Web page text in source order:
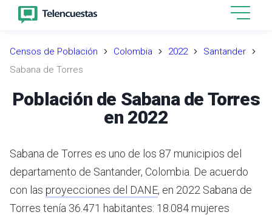
Censos de Población Colombia 2022
Santander
Sabana de Torres
Población de Sabana de Torres
en 2022
Sabana de Torres es uno de los 87 municipios del
departamento de Santander, Colombia. De acuerdo
con las proyecciones del DANE, en 2022 Sabana de
Torres tenía 36.471 habitantes: 18.084 mujeres